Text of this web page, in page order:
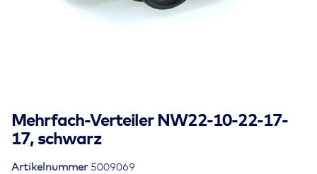
Mehrfach-Verteiler NW22-10-22-17-
17, schwarz
Artikelnummer 5009069